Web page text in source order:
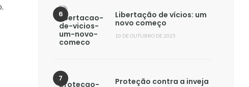
Libertação de vícios: um
novo começo
10 DE OUTUBRO DE 2025
Proteção contra a inveja